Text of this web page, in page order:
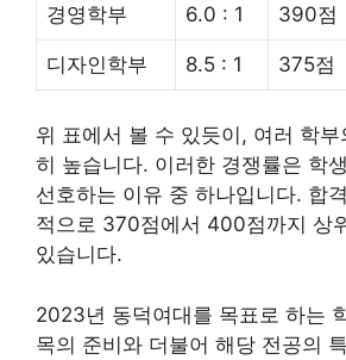
경영학부 6.0 : 1 390점
디자인학부 8.5 : 1 375점
위 표에서 볼 수 있듯이, 여러 학
히 높습니다. 이러한 경쟁률은 학
선호하는 이유 중 하나입니다. 합
적으로 370점에서 400점까지 상
있습니다.
2023년 동덕여대를 목표로 하는
목의 준비와 더불어 해당 전공의